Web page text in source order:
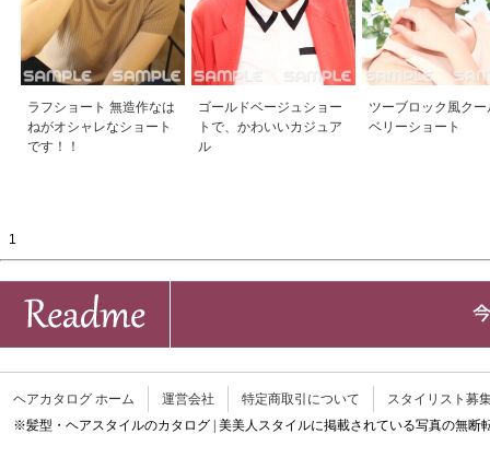
ラフショート 無造作なは
ねがオシャレなショート
です！！
ゴールドベージュショー
トで、かわいいカジュア
ル
ツーブロック風クー
ベリーショート
1
ヘアカタログ ホーム 運営会社 特定商取引について
スタイリスト募
※髪型・ヘアスタイルのカタログ | 美美人スタイルに掲載されている写真の無断